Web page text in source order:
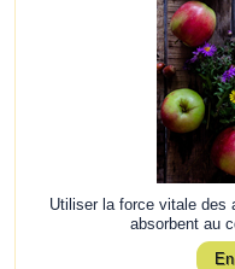
Utiliser la force vitale des
absorbent au